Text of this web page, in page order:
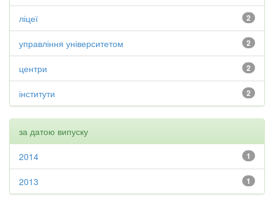
2
ліцеї
2
управління університетом
2
центри
2
інститути
за датою випуску
1
2014
1
2013